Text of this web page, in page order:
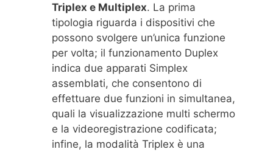
Triplex e Multiplex. La prima
tipologia riguarda i dispositivi che
possono svolgere un’unica funzione
per volta; il funzionamento Duplex
indica due apparati Simplex
assemblati, che consentono di
effettuare due funzioni in simultanea,
quali la visualizzazione multi schermo
e la videoregistrazione codificata;
infine, la modalità Triplex è una